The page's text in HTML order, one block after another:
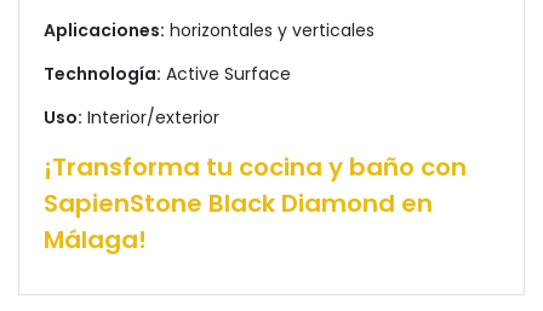
Aplicaciones: horizontales y verticales
Technología: Active Surface
Uso: Interior/exterior
¡Transforma tu cocina y baño con
SapienStone Black Diamond en
Málaga!